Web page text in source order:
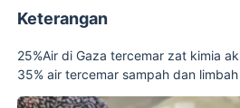
Keterangan
25%Air di Gaza tercemar zat kimia
35% air tercemar sampah dan